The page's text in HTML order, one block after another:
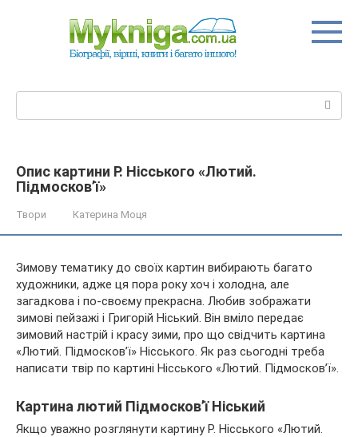
Опис картини Р. Нісського «Лютий.
Підмосков’ї»
Твори Катерина Моця
Зимову тематику до своїх картин вибирають багато
художники, адже ця пора року хоч і холодна, але
загадкова і по-своєму прекрасна. Любив зображати
зимові пейзажі і Григорій Ніський. Він вміло передає
зимовий настрій і красу зими, про що свідчить картина
«Лютий. Підмосков’ї» Нісського. Як раз сьогодні треба
написати твір по картині Нісського «Лютий. Підмосков’ї».
Картина лютий Підмосков’ї Ніський
Якщо уважно розглянути картину Р. Нісського «Лютий.